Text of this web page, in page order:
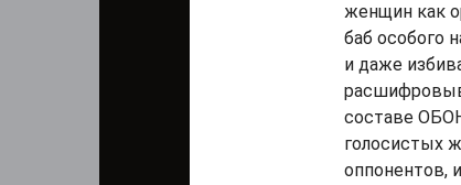
женщин как
баб особого
и даже
составе
голосистых
оппонентов,